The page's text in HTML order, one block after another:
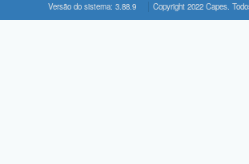
Versão do sistema: 3.88.9 Copyright 2022 Capes.